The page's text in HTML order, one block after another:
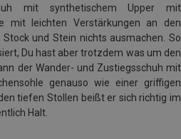
mit synthetischem Upper mit
mit leichten Verstärkungen an den
und Stein nichts ausmachen. So
Du hast aber trotzdem was um den
der Wander- und Zustiegsschuh mit
genauso wie einer griffigen
tiefen Stollen beißt er sich richtig im
Halt.